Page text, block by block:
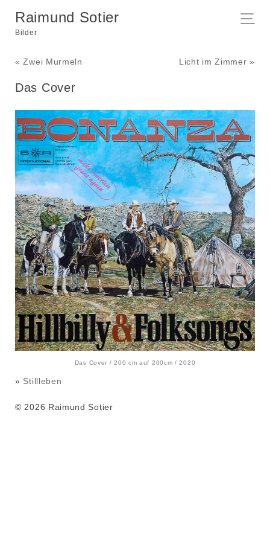
Raimund Sotier
Bilder
Licht im Zimmer »
« Zwei Murmeln
Das Cover
Das Cover / 200 cm auf 200cm / 2020
» Stillleben
© 2026 Raimund Sotier